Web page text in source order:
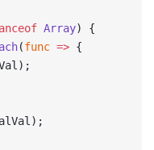
Array) {
(func => {